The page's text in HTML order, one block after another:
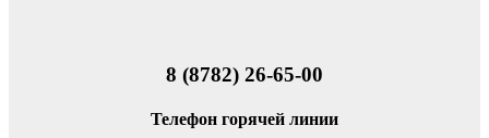
8 (8782) 26-65-00
Телефон горячей линии